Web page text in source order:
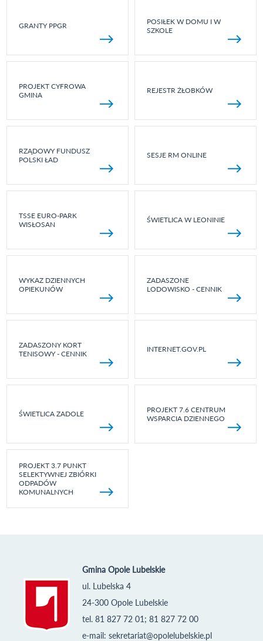
GRANTY PPGR
POSIŁEK W DOMU I W
SZKOLE
PROJEKT CYFROWA
GMINA
REJESTR ŻŁOBKÓW
RZĄDOWY FUNDUSZ
POLSKI ŁAD
SESJE RM ONLINE
TSSE EURO-PARK
WISŁOSAN
ŚWIETLICA W LEONINIE
WYKAZ DZIENNYCH
OPIEKUNÓW
ZADASZONE
LODOWISKO - CENNIK
ZADASZONY KORT
TENISOWY - CENNIK
INTERNET.GOV.PL
ŚWIETLICA ZADOLE
PROJEKT 7.6 CENTRUM
WSPARCIA DZIENNEGO
PROJEKT 3.7 PUNKT
SELEKTYWNEJ ZBIÓRKI
ODPADÓW
KOMUNALNYCH
Gmina Opole Lubelskie
ul. Lubelska 4
24-300 Opole Lubelskie
tel. 81 827 72 01; 81 827 72 00
e-mail: sekretariat@opolelubelskie.pl